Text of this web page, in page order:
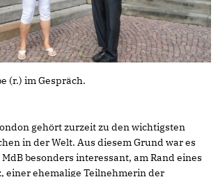
(r.) im Gespräch.
gehört zurzeit zu den wichtigsten
in der Welt. Aus diesem Grund war es
besonders interessant, am Rand eines
einer ehemalige Teilnehmerin der